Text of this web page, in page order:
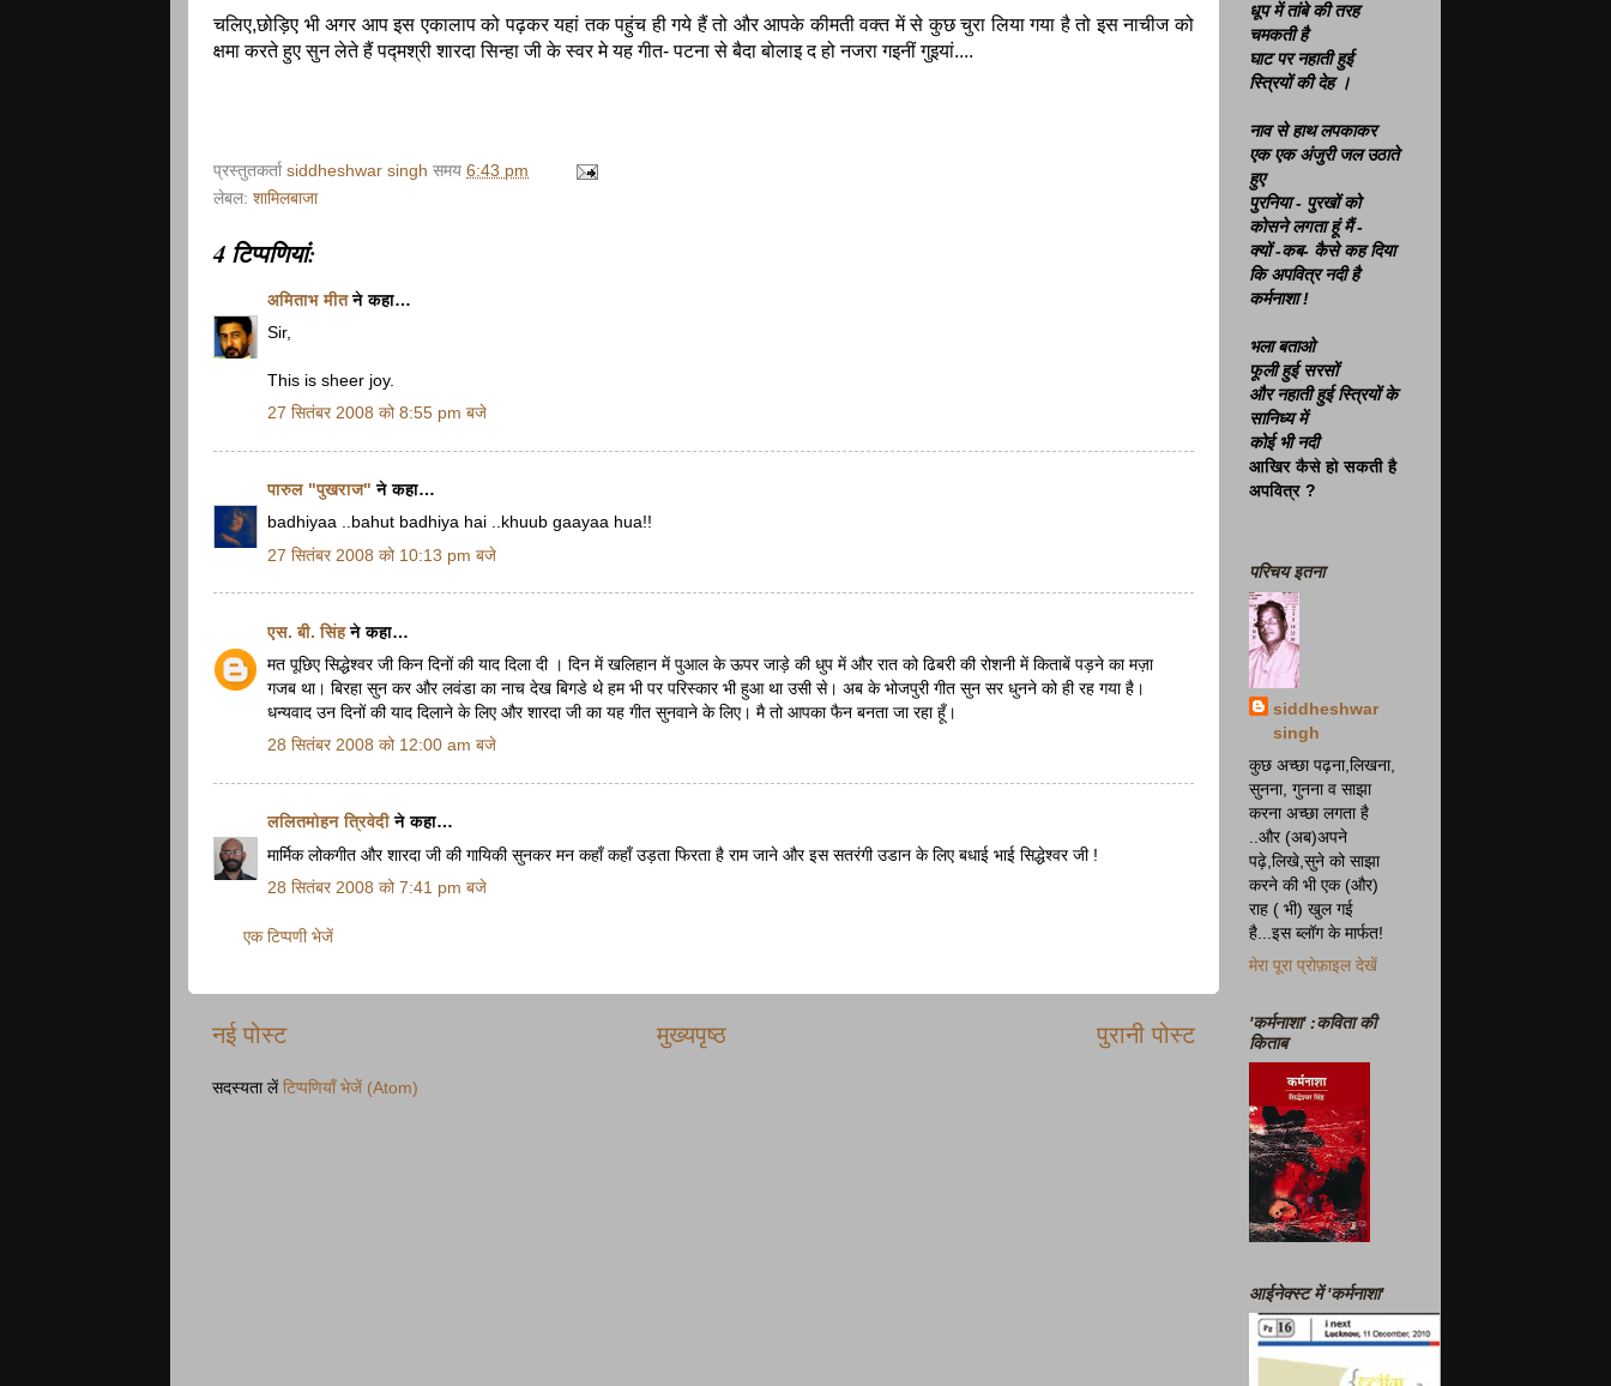
चलिए,छोड़िए भी अगर आप इस एकालाप को पढ़कर यहां तक पहुंच ही गये हैं तो और आपके कीमती वक्त में से कुछ चुरा लिया गया है तो इस नाचीज को
क्षमा करते हुए सुन लेते हैं पद्मश्री शारदा सिन्हा जी के स्वर मे यह गीत- पटना से बैदा बोलाइ द हो नजरा गइनीं गुइयां....
प्रस्तुतकर्ता siddheshwar singh समय 6:43 pm
लेबल: शामिलबाजा
4 टिप्‍पणियां:
अमिताभ मीतने कहा…
Sir,
This is sheer joy.
27 सितंबर 2008 को 8:55 pm बजे
पारुल "पुखराज" ने कहा…
badhiyaa ..bahut badhiya hai ..khuub gaayaa hua!!
27 सितंबर 2008 को 10:13 pm बजे
एस. बी. सिंहने कहा…
मत पूछिए सिद्धेश्वर जी किन दिनों की याद दिला दी । दिन में खलिहान में पुआल के ऊपर जाड़े की धुप में और रात को ढिबरी की रोशनी में किताबें पड़ने का मज़ा
गजब था। बिरहा सुन कर और लवंडा का नाच देख बिगडे थे हम भी पर परिस्कार भी हुआ था उसी से। अब के भोजपुरी गीत सुन सर धुनने को ही रह गया है।
धन्यवाद उन दिनों की याद दिलाने के लिए और शारदा जी का यह गीत सुनवाने के लिए। मै तो आपका फैन बनता जा रहा हूँ।
28 सितंबर 2008 को 12:00 am बजे
ललितमोहन त्रिवेदीने कहा…
मार्मिक लोकगीत और शारदा जी की गायिकी सुनकर मन कहाँ कहाँ उड़ता फिरता है राम जाने और इस सतरंगी उडान के लिए बधाई भाई सिद्धेश्वर जी !
28 सितंबर 2008 को 7:41 pm बजे
एक टिप्पणी भेजें
नई पोस्ट पुरानी पोस्ट
मुख्यपृष्ठ
सदस्यता लेंटिप्पणियाँ भेजें (Atom)
धूप में तांबे की तरह
चमकती है
घाट पर नहाती हुई
स्त्रियों की देह ।
नाव से हाथ लपकाकर
एक एक अंजुरी जल उठाते
हुए
पुरनिया - पुरखों को
कोसने लगता हूंमैं-
क्यों -कब- कैसे कह दिया
कि अपवित्र नदी है
कर्मनाशा !
भला बताओ
फूली हुई सरसों
और नहाती हुई स्त्रियों के
सानिध्य में
कोई भी नदी
आखिर कैसे हो सकती है
अपवित्र ?
परिचय इतना
siddheshwar
singh
कुछ अच्छा पढ़ना,लिखना,
सुनना, गुनना व साझा
करना अच्छा लगता है
..और (अब)अपने
पढ़े,लिखे,सुने को साझा
करने की भी एक (और)
राह ( भी) खुल गई
है...इस ब्लॉग के मार्फत!
मेरा पूरा प्रोफ़ाइल देखें
'कर्मनाशा' :कविता की
किताब
आईनेक्स्ट में 'कर्मनाशा'